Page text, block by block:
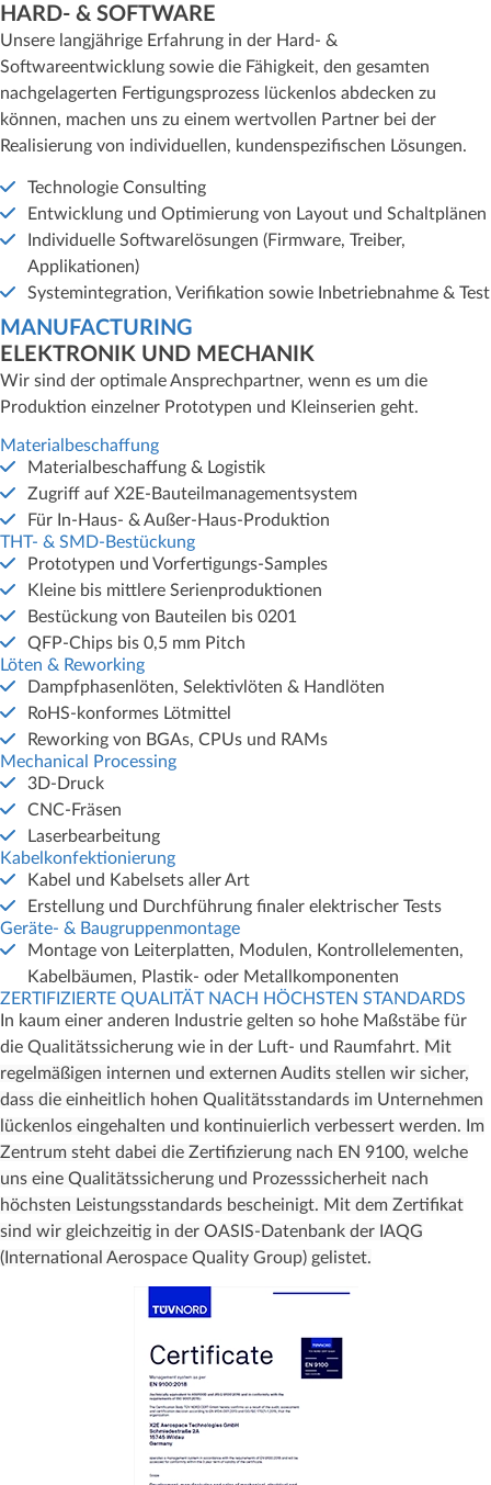
HARD- & SOFTWARE
Unsere langjährige Erfahrung in der Hard- &
Softwareentwicklung sowie die Fähigkeit, den gesamten
nachgelagerten Fertigungsprozess lückenlos abdecken zu
können, machen uns zu einem wertvollen Partner bei der
Realisierung von individuellen, kundenspezifischen Lösungen.
Technologie Consulting
Entwicklung und Optimierung von Layout und Schaltplänen
Individuelle Softwarelösungen (Firmware, Treiber,
Applikationen)
Systemintegration, Verifikation sowie Inbetriebnahme & Test
MANUFACTURING
ELEKTRONIK UND MECHANIK
Wir sind der optimale Ansprechpartner, wenn es um die
Produktion einzelner Prototypen und Kleinserien geht.
Materialbeschaffung
Materialbeschaffung & Logistik
Zugriff auf X2E-Bauteilmanagementsystem
Für In-Haus- & Außer-Haus-Produktion
THT- & SMD-Bestückung
Prototypen und Vorfertigungs-Samples
Kleine bis mittlere Serienproduktionen
Bestückung von Bauteilen bis 0201
QFP-Chips bis 0,5 mm Pitch
Löten & Reworking
Dampfphasenlöten, Selektivlöten & Handlöten
RoHS-konformes Lötmittel
Reworking von BGAs, CPUs und RAMs
Mechanical Processing
3D-Druck
CNC-Fräsen
Laserbearbeitung
Kabelkonfektionierung
Kabel und Kabelsets aller Art
Erstellung und Durchführung finaler elektrischer Tests
Geräte- & Baugruppenmontage
Montage von Leiterplatten, Modulen, Kontrollelementen,
Kabelbäumen, Plastik- oder Metallkomponenten
ZERTIFIZIERTE QUALITÄT NACH HÖCHSTEN STANDARDS
In kaum einer anderen Industrie gelten so hohe Maßstäbe für
die Qualitätssicherung wie in der Luft- und Raumfahrt. Mit
regelmäßigen internen und externen Audits stellen wir sicher,
dass die einheitlich hohen Qualitätsstandards im Unternehmen
lückenlos eingehalten und kontinuierlich verbessert werden. Im
Zentrum steht dabei die Zertifizierung nach EN 9100, welche
uns eine Qualitätssicherung und Prozesssicherheit nach
höchsten Leistungsstandards bescheinigt. Mit dem Zertifikat
sind wir gleichzeitig in der OASIS-Datenbank der IAQG
(International Aerospace Quality Group) gelistet.